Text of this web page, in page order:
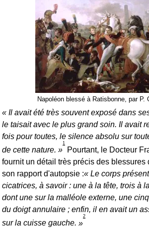
Napoléon blessé à Ratisbonne, par P.
Il avait été très souvent exposé dans
le taisait avec le plus grand soin. Il avait
fois pour toutes, le silence absolu sur
de cette nature.
1
Pourtant, le Docteur
fournit un détail très précis des blessures
son rapport d'autopsie :
Le corps
cicatrices, à savoir : une à la tête, trois à
dont une sur la malléole externe, une
du doigt annulaire ; enfin, il en avait un
sur la cuisse gauche.
2